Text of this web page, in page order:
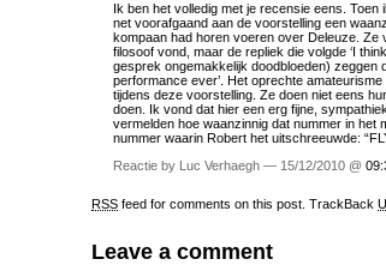
Ik ben het volledig met je recensie eens.
net voorafgaand aan de voorstelling een
kompaan had horen voeren over Deleuze.
filosoof vond, maar de repliek die volgde ‘I
gesprek ongemakkelijk doodbloeden) zeggen
performance ever’. Het oprechte
tijdens deze voorstelling. Ze doen niet eens
doen. Ik vond dat hier een erg fijne,
vermelden hoe waanzinnig dat nummer in het
nummer waarin Robert het uitschreeuwde:
Reactie by Luc Verhaegh — 15/12/2010 @
RSS feed for comments on this post. TrackBack
Leave a comment